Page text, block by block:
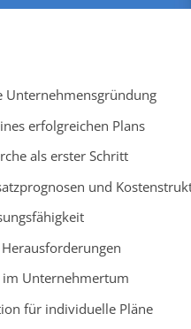
Unternehmensgründung
erfolgreichen Plans
als erster Schritt
und
im Unternehmertum
für individuelle Pläne